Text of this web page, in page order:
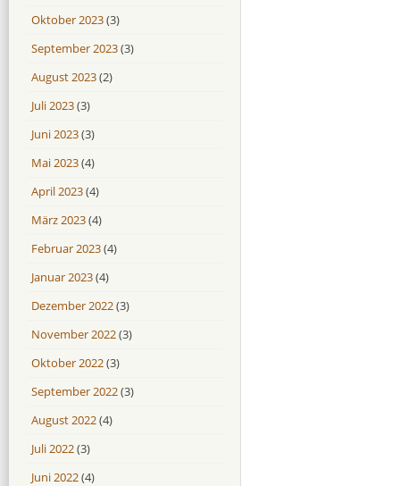
Oktober 2023(3)
September 2023(3)
August 2023(2)
Juli 2023(3)
Juni 2023(3)
Mai 2023(4)
April 2023(4)
März 2023(4)
Februar 2023(4)
Januar 2023(4)
Dezember 2022(3)
November 2022(3)
Oktober 2022(3)
September 2022(3)
August 2022(4)
Juli 2022(3)
Juni 2022(4)